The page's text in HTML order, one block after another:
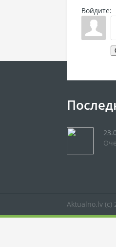
Войдите:
Aktualno.lv (c)